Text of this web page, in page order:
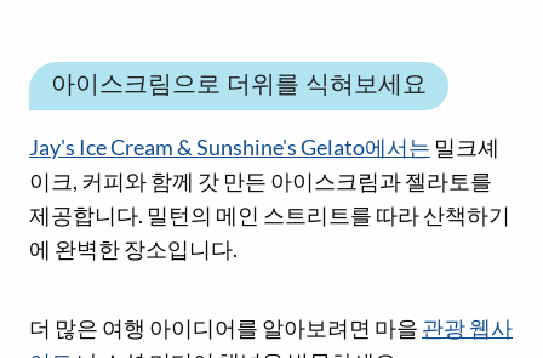
아이스크림으로 더위를 식혀보세요
Jay's Ice Cream & Sunshine's Gelato에서는 밀크셰
이크, 커피와 함께 갓 만든 아이스크림과 젤라토를
제공합니다. 밀턴의 메인 스트리트를 따라 산책하기
에 완벽한 장소입니다.
소셜 미디어 링크
더 많은 여행 아이디어를 알아보려면 마을 관광 웹사